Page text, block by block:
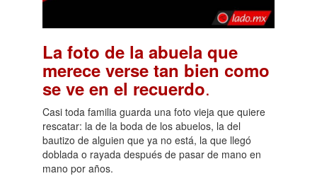
La foto de la abuela que
merece verse tan bien como
se ve en el recuerdo.
Casi toda familia guarda una foto vieja que quiere
rescatar: la de la boda de los abuelos, la del
bautizo de alguien que ya no está, la que llegó
doblada o rayada después de pasar de mano en
mano por años.